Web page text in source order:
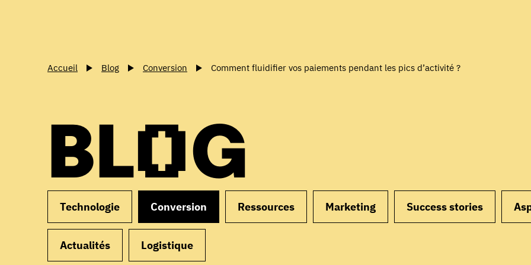
Accueil Blog Conversion Comment fluidifier vos paiements pendant les pics d’activité ?
BLOG
Technologie Conversion Ressources Marketing Success stories
Actualités Logistique